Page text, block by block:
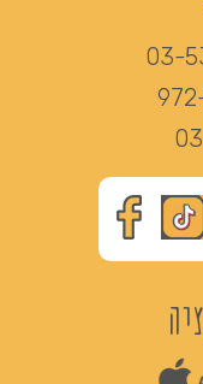
03-